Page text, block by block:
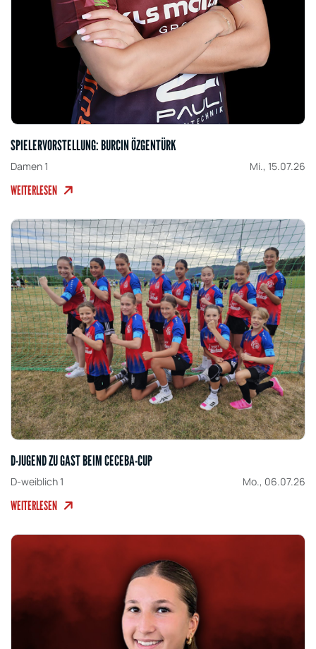
SPIELERVORSTELLUNG: BURCIN ÖZGENTÜRK
Damen 1 Mi., 15.07.26
WEITERLESEN
D-JUGEND ZU GAST BEIM CECEBA-CUP
D-weiblich 1 Mo., 06.07.26
WEITERLESEN